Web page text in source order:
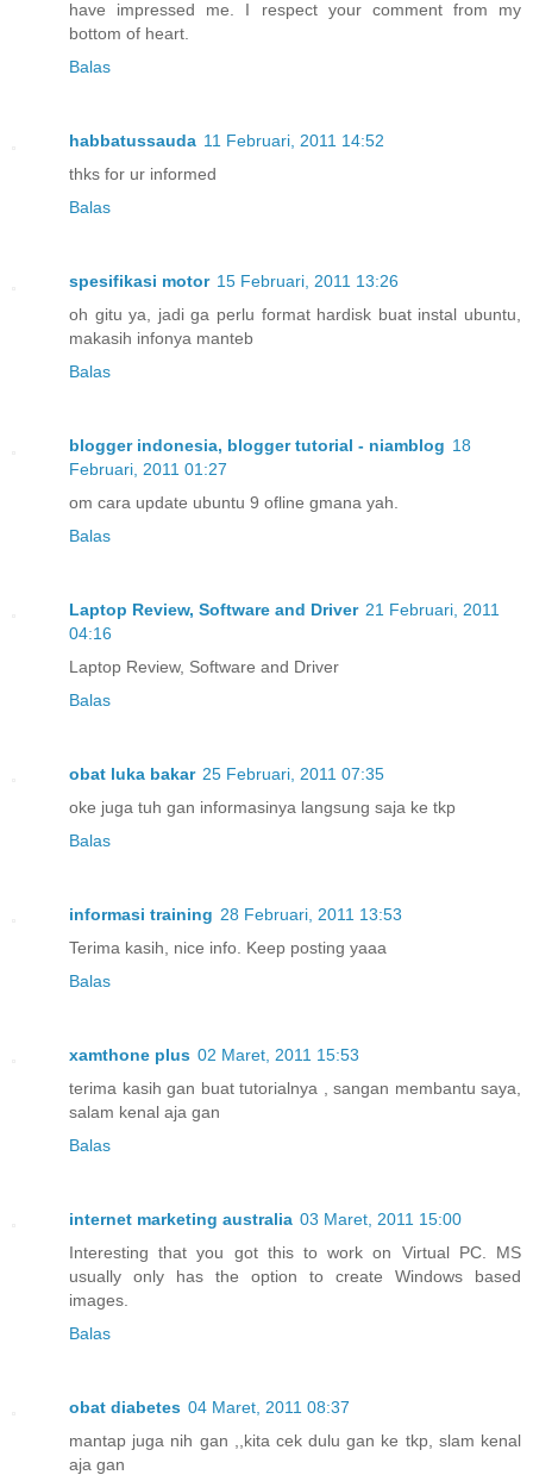
have impressed me. I respect your comment from my
bottom of heart.
Balas
habbatussauda 11 Februari, 2011 14:52
thks for ur informed
Balas
spesifikasi motor 15 Februari, 2011 13:26
oh gitu ya, jadi ga perlu format hardisk buat instal ubuntu,
makasih infonya manteb
Balas
blogger indonesia, blogger tutorial - niamblog 18
Februari, 2011 01:27
om cara update ubuntu 9 ofline gmana yah.
Balas
Laptop Review, Software and Driver 21 Februari, 2011
04:16
Laptop Review, Software and Driver
Balas
obat luka bakar 25 Februari, 2011 07:35
oke juga tuh gan informasinya langsung saja ke tkp
Balas
informasi training 28 Februari, 2011 13:53
Terima kasih, nice info. Keep posting yaaa
Balas
xamthone plus 02 Maret, 2011 15:53
terima kasih gan buat tutorialnya , sangan membantu saya,
salam kenal aja gan
Balas
internet marketing australia 03 Maret, 2011 15:00
Interesting that you got this to work on Virtual PC. MS
usually only has the option to create Windows based
images.
Balas
obat diabetes 04 Maret, 2011 08:37
mantap juga nih gan ,,kita cek dulu gan ke tkp, slam kenal
aja gan